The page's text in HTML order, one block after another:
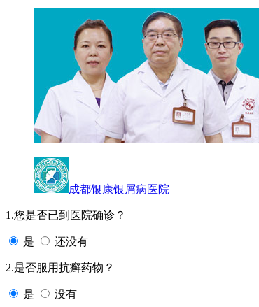
成都银康银屑病医院
1.您是否已到医院确诊？
是 还没有
2.是否服用抗癣药物？
是 没有